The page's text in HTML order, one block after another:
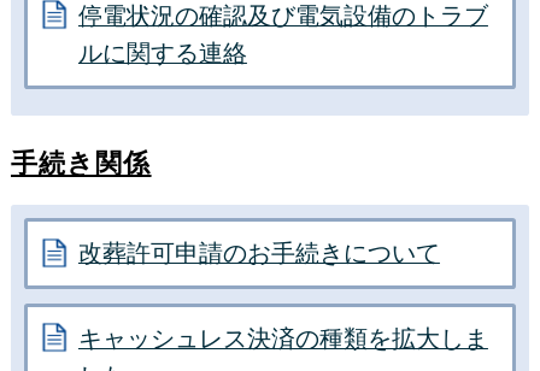
停電状況の確認及び電気設備のトラブ
ルに関する連絡
手続き関係
改葬許可申請のお手続きについて
キャッシュレス決済の種類を拡大しま